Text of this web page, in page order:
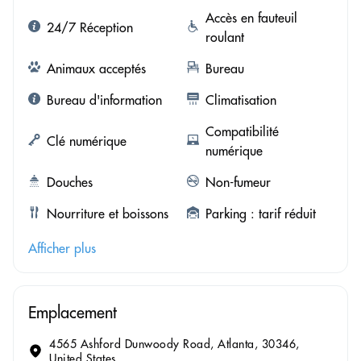
24/7 Réception
Accès en fauteuil
roulant
Animaux acceptés
Bureau
Bureau d'information
Climatisation
Clé numérique
Compatibilité
numérique
Douches
Non-fumeur
Nourriture et boissons
Parking : tarif réduit
Afficher plus
Emplacement
4565 Ashford Dunwoody Road, Atlanta, 30346,